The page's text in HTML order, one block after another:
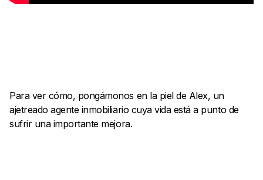
Para ver cómo, pongámonos en la piel de Alex, un
ajetreado agente inmobiliario cuya vida está a punto de
sufrir una importante mejora.